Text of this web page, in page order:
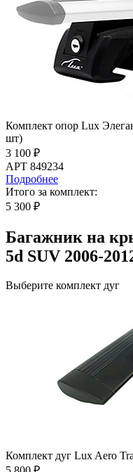
Комплект опор Lux
шт)
3 100 ₽
АРТ 849234
Подробнее
Итого за комплект:
5 300 ₽
Багажник на
5d SUV 2006-
Выберите комплект дуг
Комплект дуг Lux Aero